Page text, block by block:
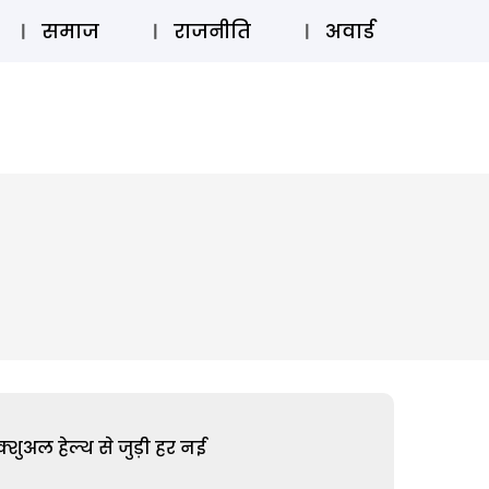
लॉग इन ⚲ SUBSCRIBE
समाज राजनीति अवार्ड
हेल्थ से जुड़ी हर नई